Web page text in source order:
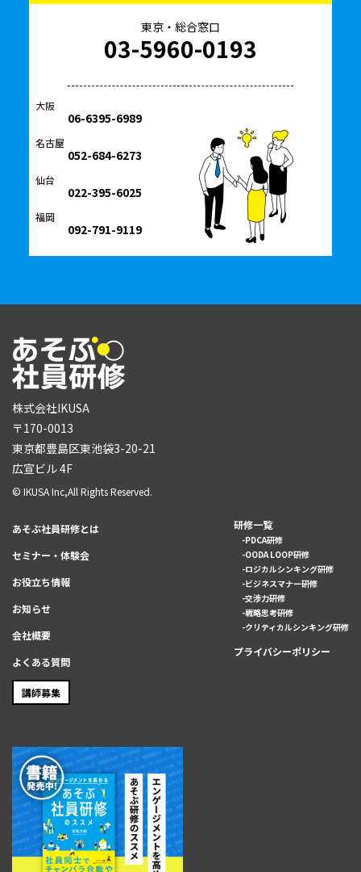
東京・総合窓口
03-5960-0193
大阪
06-6395-6989
名古屋
052-684-6273
仙台
022-395-6025
福岡
092-791-9119
株式会社IKUSA
〒170-0013
東京都豊島区東池袋3-20-21
広宣ビル 4F
© IKUSA Inc,All Rights Reserved.
あそぶ社員研修とは
セミナー・体験会
お役立ち情報
お知らせ
会社概要
よくある質問
講師募集
研修一覧
PDCA研修
OODA LOOP研修
ロジカルシンキング研修
ビジネスマナー研修
交渉力研修
戦略思考研修
クリティカルシンキング研修
プライバシーポリシー